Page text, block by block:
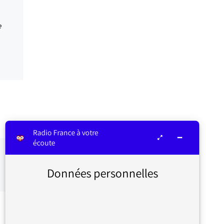
Radio France à votre
écoute
Données personnelles